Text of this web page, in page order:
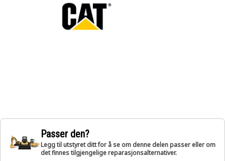
Passer den?
Legg til utstyret ditt for å se om denne delen passer eller om
det finnes tilgjengelige reparasjonsalternativer.